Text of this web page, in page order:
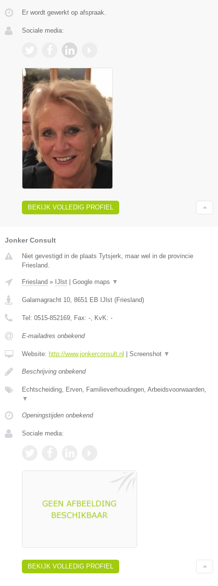
Er wordt gewerkt op afspraak.
Sociale media:
BEKIJK VOLLEDIG PROFIEL
Jonker Consult
Niet gevestigd in de plaats Tytsjerk, maar wel in de provincie
Friesland.
Friesland » IJlst Google maps ▼
Galamagracht 10, 8651 EB IJlst (Friesland)
Tel: 0515-852169, Fax: -, KvK: -
E-mailadres onbekend
Website: http://www.jonkerconsult.nl Screenshot ▼
Beschrijving onbekend
Echtscheiding, Erven, Familieverhoudingen, Arbeidsvoorwaarden,
▼
Openingstijden onbekend
Sociale media:
BEKIJK VOLLEDIG PROFIEL